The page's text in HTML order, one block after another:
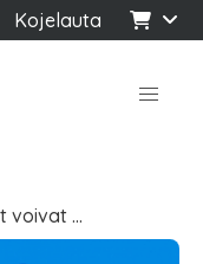
Kojelauta
voivat …